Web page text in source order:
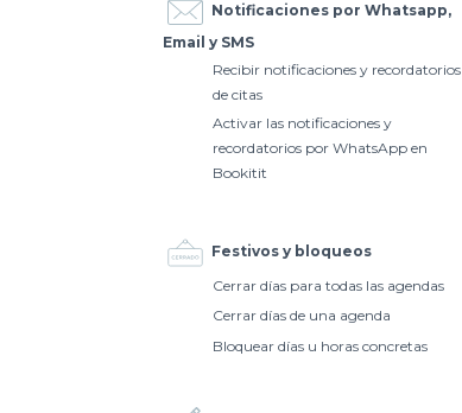
Notificaciones por Whatsapp,
Email y SMS
Recibir notificaciones y recordatorios
de citas
Activar las notificaciones y
recordatorios por WhatsApp en
Bookitit
Festivos y bloqueos
Cerrar días para todas las agendas
Cerrar días de una agenda
Bloquear días u horas concretas